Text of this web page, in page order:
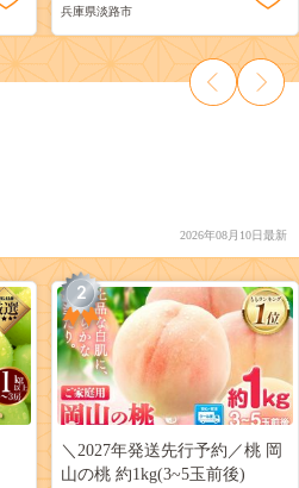
兵庫県淡路市
2026年08月10日最新
2
＼2027年発送先行予約／桃 岡
山の桃 約1kg(3~5玉前後)